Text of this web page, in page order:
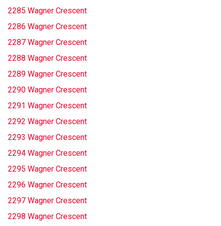
2285 Wagner Crescent
2286 Wagner Crescent
2287 Wagner Crescent
2288 Wagner Crescent
2289 Wagner Crescent
2290 Wagner Crescent
2291 Wagner Crescent
2292 Wagner Crescent
2293 Wagner Crescent
2294 Wagner Crescent
2295 Wagner Crescent
2296 Wagner Crescent
2297 Wagner Crescent
2298 Wagner Crescent